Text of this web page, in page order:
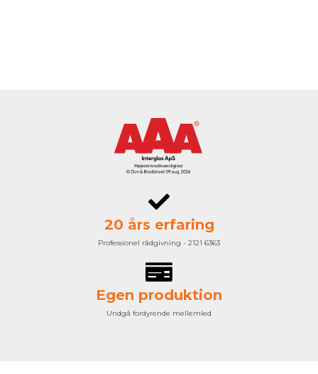
20 års erfaring
Professionel rådgivning - 2121 6363
Egen produktion
Undgå fordyrende mellemled